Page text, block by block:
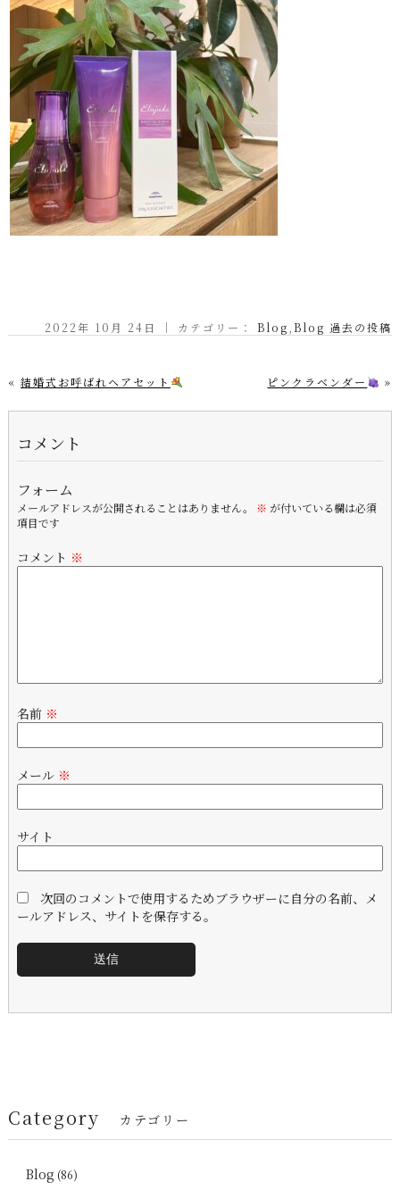
2022年 10月 24日 ｜ カテゴリー：Blog ,Blog 過去の投稿
« 結婚式お呼ばれヘアセット ピンクラベンダー »
コメント
フォーム
メールアドレスが公開されることはありません。 ※ が付いている欄は必須
項目です
コメント ※
名前 ※
メール ※
サイト
次回のコメントで使用するためブラウザーに自分の名前、メ
ールアドレス、サイトを保存する。
Category カテゴリー
Blog (86)